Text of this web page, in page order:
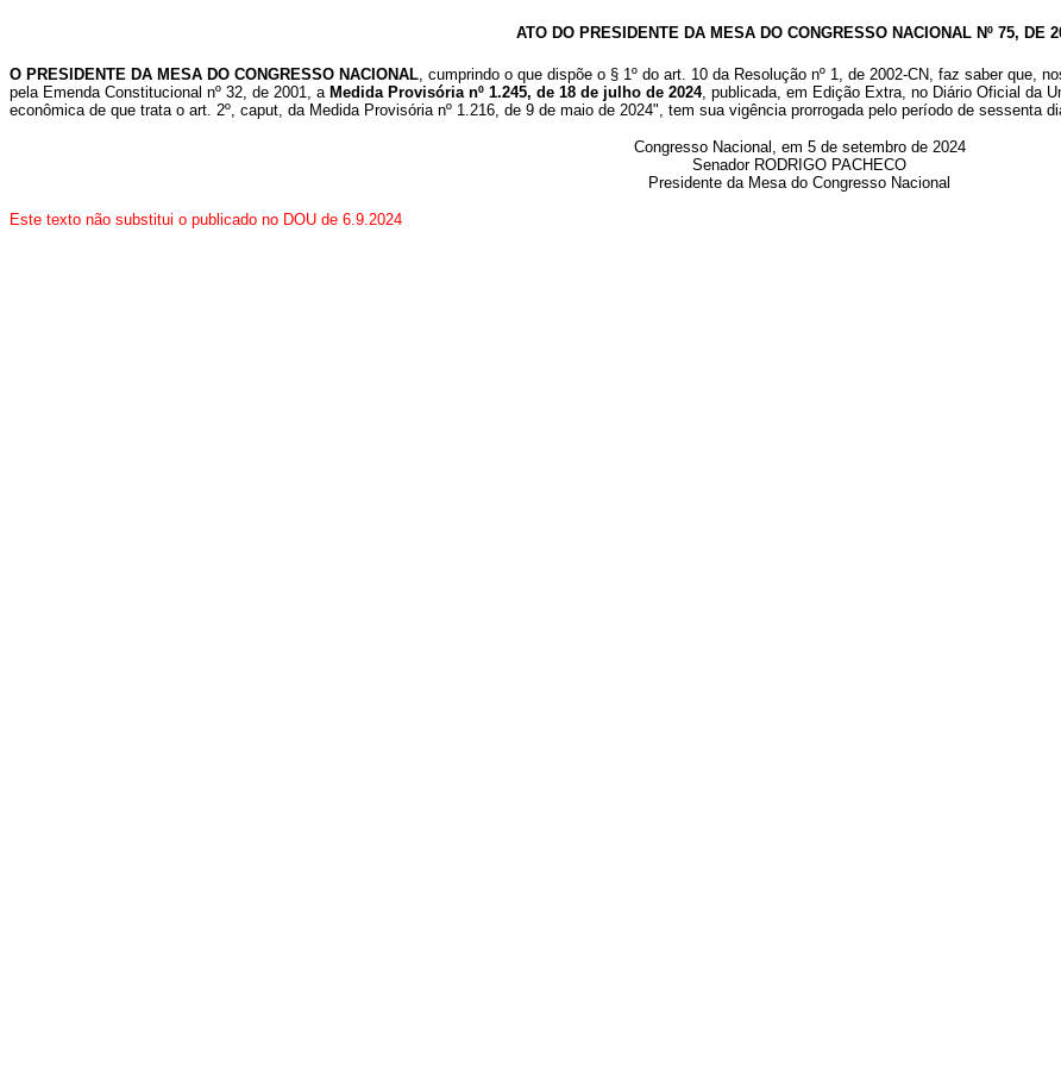
ATO DO PRESIDENTE DA MESA DO CONGRESSO NACIONAL Nº 75, DE
O PRESIDENTE DA MESA DO CONGRESSO NACIONAL, cumprindo o que dispõe o § 1º do art. 10 da Resolução nº 1, de 2002-CN, faz saber que,
pela Emenda Constitucional nº 32, de 2001, a Medida Provisória nº 1.245, de 18 de julho de 2024, publicada, em Edição Extra, no Diário Oficial da
econômica de que trata o art. 2º, caput, da Medida Provisória nº 1.216, de 9 de maio de 2024", tem sua vigência prorrogada pelo período de sessenta
Congresso Nacional, em 5 de setembro de 2024
Senador RODRIGO PACHECO
Presidente da Mesa do Congresso Nacional
Este texto não substitui o publicado no DOU de 6.9.2024